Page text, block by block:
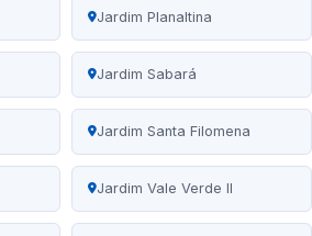
Jardim Planaltina
Jardim Sabará
Jardim Santa Filomena
Jardim Vale Verde II